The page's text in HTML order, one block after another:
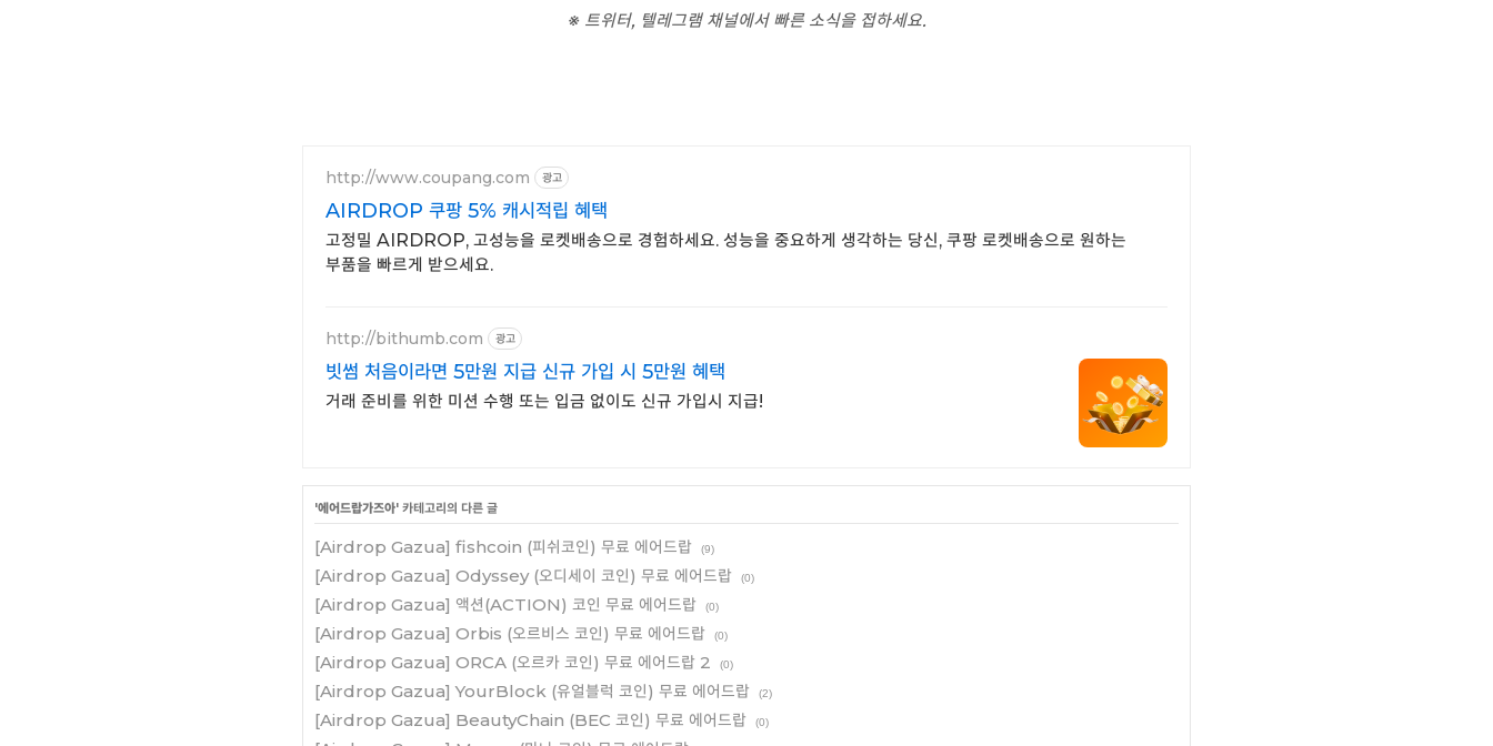
※ 트위터, 텔레그램 채널에서 빠른 소식을 접하세요.
http://www.coupang.com 광고
AIRDROP 쿠팡 5% 캐시적립 혜택
고정밀 AIRDROP, 고성능을 로켓배송으로 경험하세요. 성능을 중요하게 생각하는 당신, 쿠팡 로켓배송으로 원하는
부품을 빠르게 받으세요.
http://bithumb.com 광고
빗썸 처음이라면 5만원 지급 신규 가입 시 5만원 혜택
거래 준비를 위한 미션 수행 또는 입금 없이도 신규 가입시 지급!
'에어드랍가즈아' 카테고리의 다른 글
[Airdrop Gazua] fishcoin (피쉬코인) 무료 에어드랍 (9)
[Airdrop Gazua] Odyssey (오디세이 코인) 무료 에어드랍 (0)
[Airdrop Gazua] 액션(ACTION) 코인 무료 에어드랍 (0)
[Airdrop Gazua] Orbis (오르비스 코인) 무료 에어드랍 (0)
[Airdrop Gazua] ORCA (오르카 코인) 무료 에어드랍 2 (0)
[Airdrop Gazua] YourBlock (유얼블럭 코인) 무료 에어드랍 (2)
[Airdrop Gazua] BeautyChain (BEC 코인) 무료 에어드랍 (0)